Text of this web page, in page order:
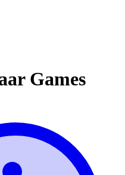
Games